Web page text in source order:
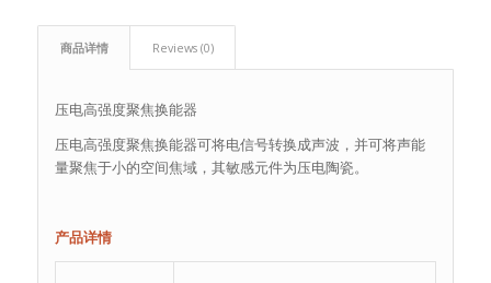
商品详情 Reviews (0)
压电高强度聚焦换能器
压电高强度聚焦换能器可将电信号转换成声波，并可将声能
量聚焦于小的空间焦域，其敏感元件为压电陶瓷。
产品详情